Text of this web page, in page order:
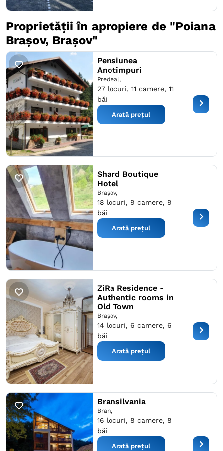
Proprietății în apropiere de "Poiana
Braşov, Brașov"
Pensiunea
Anotimpuri
Predeal,
27 locuri, 11 camere, 11
băi
Arată prețul
Shard Boutique
Hotel
Braşov,
18 locuri, 9 camere, 9
băi
Arată prețul
ZiRa Residence -
Authentic rooms in
Old Town
Braşov,
14 locuri, 6 camere, 6
băi
Arată prețul
Bransilvania
Bran,
16 locuri, 8 camere, 8
băi
Arată prețul